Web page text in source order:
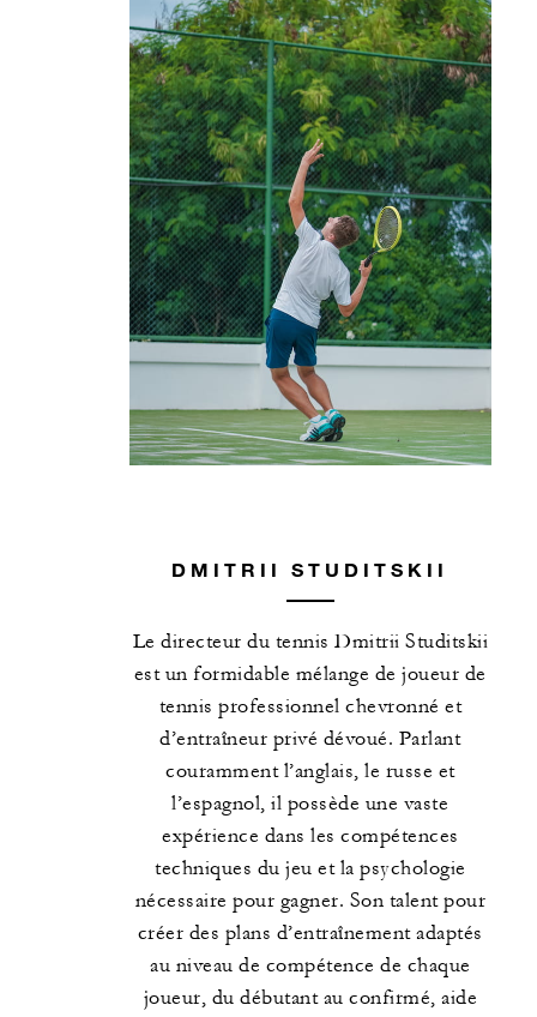
DMITRII STUDITSKII
Le directeur du tennis Dmitrii Studitskii
est un formidable mélange de joueur de
tennis professionnel chevronné et
d’entraîneur privé dévoué. Parlant
couramment l’anglais, le russe et
l’espagnol, il possède une vaste
expérience dans les compétences
techniques du jeu et la psychologie
nécessaire pour gagner. Son talent pour
créer des plans d’entraînement adaptés
au niveau de compétence de chaque
joueur, du débutant au confirmé, aide